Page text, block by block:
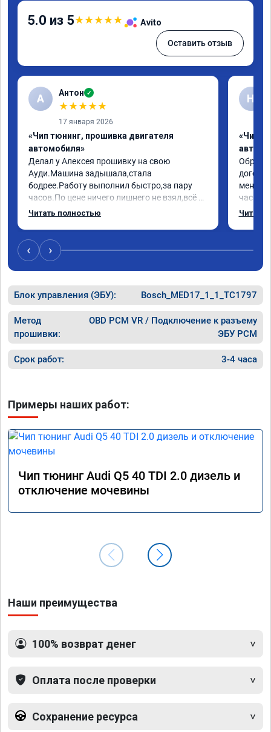
5.0 из 5★★★★★ Avito
Оставить отзыв
А Антон ✓
★★★★★
17 января 2026
«Чип тюнинг, прошивка двигателя
автомобиля»
Делал у Алексея прошивку на свою
Ауди.Машина задышала,стала
бодрее.Работу выполнил быстро,за пару
часов.По цене ничего лишнего не взял,всё
как договаривались заранее.После работы
случае поломки авто.Однозначно
рекомендую Алексея как грамотного
специалиста!
Читать полностью
Н
«Чип
меня
час
Арман
Читать
‹ ›
Блок управления (ЭБУ): Bosch_MED17_1_1_TC1797
Метод
прошивки:
OBD PCM VR / Подключение к разъему
ЭБУ PCM
Срок работ: 3-4 часа
Примеры наших работ:
Чип тюнинг Audi Q5 40 TDI 2.0 дизель и
отключение мочевины
Наши преимущества
100% возврат денег
Оплата после проверки
Сохранение ресурса